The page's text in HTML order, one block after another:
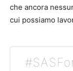
che ancora
cui possiamo